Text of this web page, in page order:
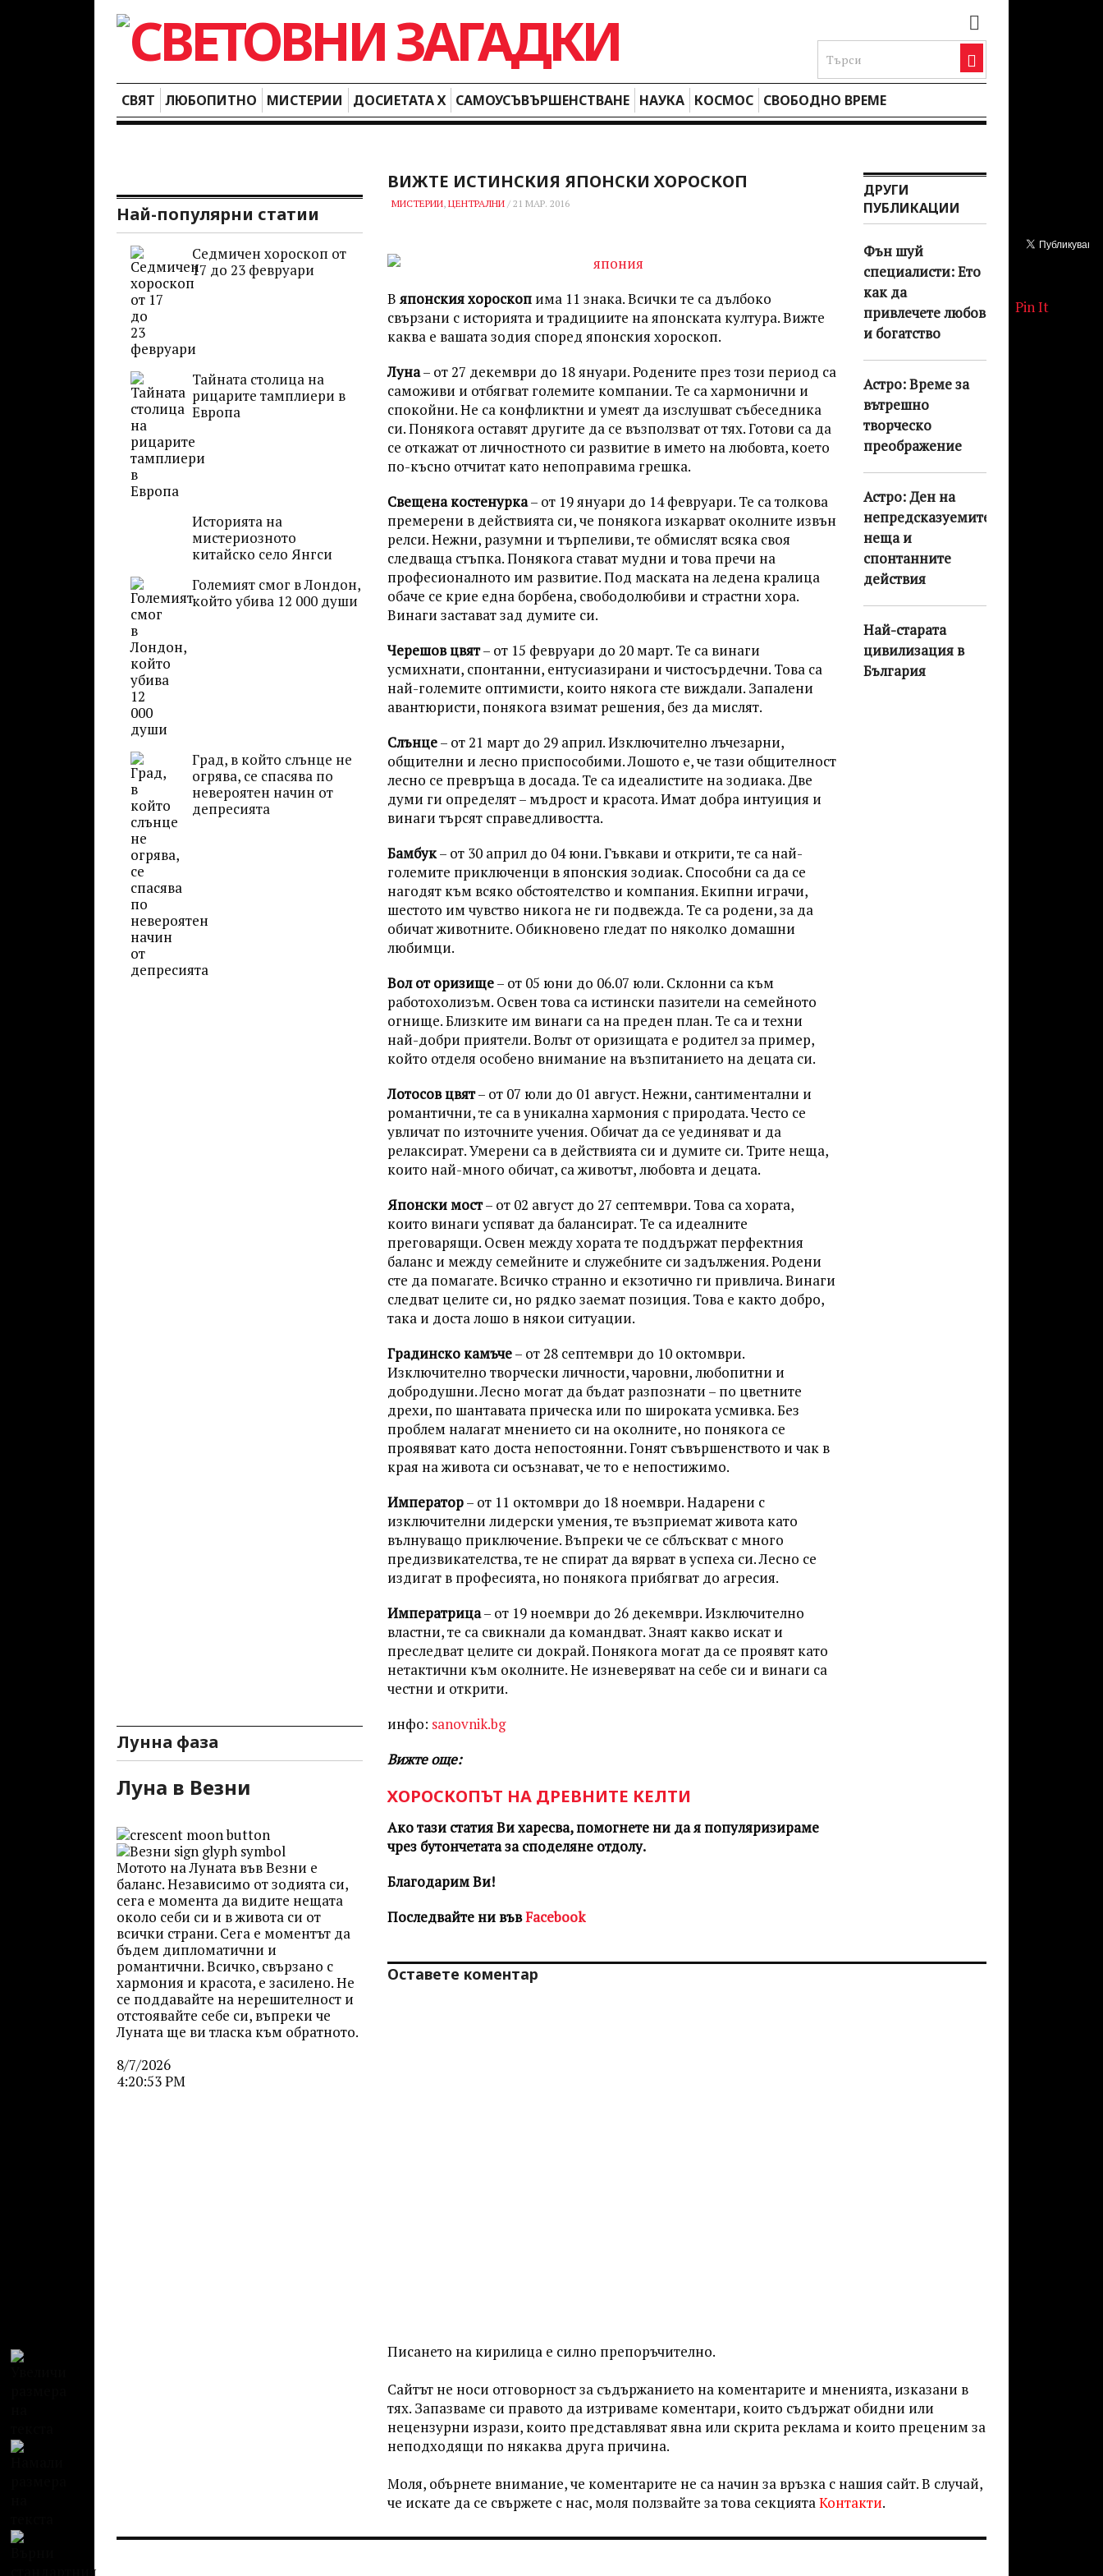
СВЯТ ЛЮБОПИТНО МИСТЕРИИ ДОСИЕТАТА Х САМОУСЪВЪРШЕНСТВАНЕ НАУКА КОСМОС СВОБОДНО ВРЕМЕ
ВИЖТЕ ИСТИНСКИЯ ЯПОНСКИ ХОРОСКОП
МИСТЕРИИ, ЦЕНТРАЛНИ / 21 МАР. 2016
В японския хороскоп има 11 знака. Всички те са дълбоко
свързани с историята и традициите на японската култура. Вижте
каква е вашата зодия според японския хороскоп.
Луна– от 27 декември до 18 януари. Родените през този период са
саможиви и отбягват големите компании. Те са хармонични и
спокойни. Не са конфликтни и умеят да изслушват събеседника
си. Понякога оставят другите да се възползват от тях. Готови са да
се откажат от личностното си развитие в името на любовта, което
по-късно отчитат като непоправима грешка.
Свещена костенурка– от 19 януари до 14 февруари. Те са толкова
премерени в действията си, че понякога изкарват околните извън
релси. Нежни, разумни и търпеливи, те обмислят всяка своя
следваща стъпка. Понякога стават мудни и това пречи на
професионалното им развитие. Под маската на ледена кралица
обаче се крие една борбена, свободолюбиви и страстни хора.
Винаги застават зад думите си.
Черешов цвят– от 15 февруари до 20 март. Те са винаги
усмихнати, спонтанни, ентусиазирани и чистосърдечни. Това са
най-големите оптимисти, които някога сте виждали. Запалени
авантюристи, понякога взимат решения, без да мислят.
Слънце– от 21 март до 29 април. Изключително лъчезарни,
общителни и лесно приспособими. Лошото е, че тази общителност
лесно се превръща в досада. Те са идеалистите на зодиака. Две
думи ги определят – мъдрост и красота. Имат добра интуиция и
винаги търсят справедливостта.
Бамбук– от 30 април до 04 юни. Гъвкави и открити, те са най-
големите приключенци в японския зодиак. Способни са да се
нагодят към всяко обстоятелство и компания. Екипни играчи,
шестото им чувство никога не ги подвежда. Те са родени, за да
обичат животните. Обикновено гледат по няколко домашни
любимци.
Вол от оризище– от 05 юни до 06.07 юли. Склонни са към
работохолизъм. Освен това са истински пазители на семейното
огнище. Близките им винаги са на преден план. Те са и техни
най-добри приятели. Волът от оризищата е родител за пример,
който отделя особено внимание на възпитанието на децата си.
Лотосов цвят– от 07 юли до 01 август. Нежни, сантиментални и
романтични, те са в уникална хармония с природата. Често се
увличат по източните учения. Обичат да се уединяват и да
релаксират. Умерени са в действията си и думите си. Трите неща,
които най-много обичат, са животът, любовта и децата.
Японски мост– от 02 август до 27 септември. Това са хората,
които винаги успяват да балансират. Те са идеалните
преговарящи. Освен между хората те поддържат перфектния
баланс и между семейните и служебните си задължения. Родени
сте да помагате. Всичко странно и екзотично ги привлича. Винаги
следват целите си, но рядко заемат позиция. Това е както добро,
така и доста лошо в някои ситуации.
Градинско камъче– от 28 септември до 10 октомври.
Изключително творчески личности, чаровни, любопитни и
добродушни. Лесно могат да бъдат разпознати – по цветните
дрехи, по шантавата прическа или по широката усмивка. Без
проблем налагат мнението си на околните, но понякога се
проявяват като доста непостоянни. Гонят съвършенството и чак в
края на живота си осъзнават, че то е непостижимо.
Император– от 11 октомври до 18 ноември. Надарени с
изключителни лидерски умения, те възприемат живота като
вълнуващо приключение. Въпреки че се сблъскват с много
предизвикателства, те не спират да вярват в успеха си. Лесно се
издигат в професията, но понякога прибягват до агресия.
Императрица– от 19 ноември до 26 декември. Изключително
властни, те са свикнали да командват. Знаят какво искат и
преследват целите си докрай. Понякога могат да се проявят като
нетактични към околните. Не изневеряват на себе си и винаги са
честни и открити.
инфо: sanovnik.bg
Вижте още:
ХОРОСКОПЪТ НА ДРЕВНИТЕ КЕЛТИ
Ако тази статия Ви харесва, помогнете ни да я популяризираме
чрез бутончетата за споделяне отдолу.
Благодарим Ви!
Последвайте ни въвFacebook
Pin It
ДРУГИ
ПУБЛИКАЦИИ
Фън шуй
специалисти: Ето
как да
привлечете любов
и богатство
Астро: Време за
вътрешно
творческо
преображение
Астро: Ден на
непредсказуемите
неща и
спонтанните
действия
Най-старата
цивилизация в
България
Оставете коментар
Писането на кирилица е силно препоръчително.
Сайтът не носи отговорност за съдържанието на коментарите и мненията, изказани в
тях. Запазваме си правото да изтриваме коментари, които съдържат обидни или
нецензурни изрази, които представляват явна или скрита реклама и които преценим за
неподходящи по някаква друга причина.
Моля, обърнете внимание, че коментарите не са начин за връзка с нашия сайт. В случай,
че искате да се свържете с нас, моля ползвайте за това секциятаКонтакти.
Най-популярни статии
Седмичен хороскоп от
17 до 23 февруари
Тайната столица на
рицарите тамплиери в
Европа
Историята на
мистериозното
китайско село Янгси
Големият смог в Лондон,
който убива 12 000 души
Град, в който слънце не
огрява, се спасява по
невероятен начин от
депресията
Лунна фаза
Луна в Везни
Мотото на Луната във Везни е
баланс. Независимо от зодията си,
сега е момента да видите нещата
около себи си и в живота си от
всички страни. Сега е моментът да
бъдем дипломатични и
романтични. Всичко, свързано с
хармония и красота, е засилено. Не
се поддавайте на нерешителност и
отстоявайте себе си, въпреки че
Луната ще ви тласка към обратното.
8/7/2026
4:20:53 PM